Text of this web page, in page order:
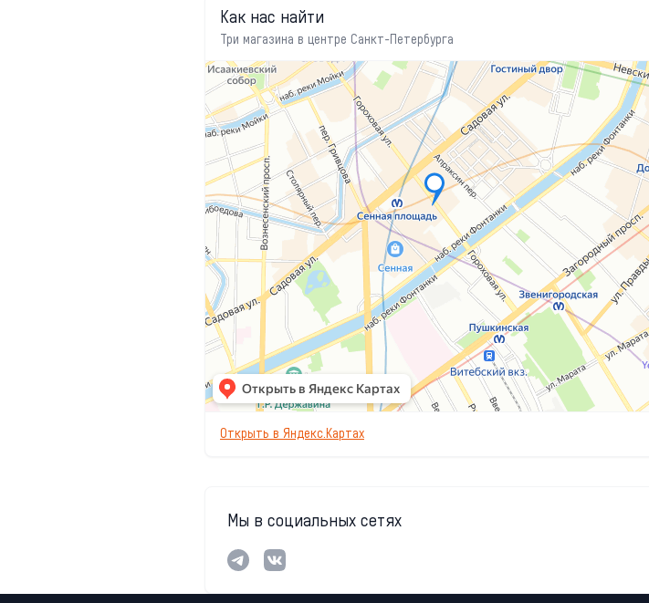
Как нас найти
Три магазина в центре Санкт-Петербурга
Открыть в Яндекс.Картах
Мы в социальных сетях